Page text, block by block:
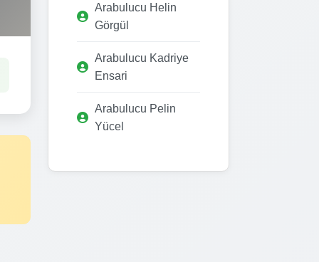
Arabulucu Helin
Görgül
Arabulucu Kadriye
Ensari
Arabulucu Pelin
Yücel